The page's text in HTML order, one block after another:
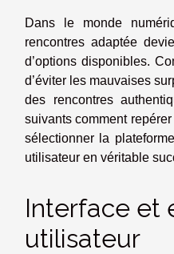
Dans le monde
rencontres adaptée
d’options disponibles.
d’éviter les mauvaises
des rencontres
suivants comment
sélectionner la
utilisateur en véritable
Interface et
utilisateur